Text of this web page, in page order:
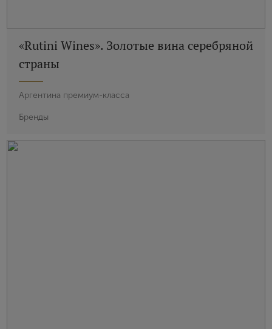
«Rutini Wines». Золотые вина серебряной
страны
Аргентина премиум-класса
Бренды